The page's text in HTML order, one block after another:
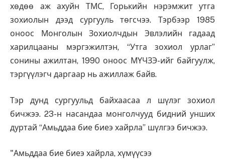
хөдөө аж ахуйн ТМС, Горькийн нэрэмжит утга
зохиолын дээд сургууль төгсчээ. Тэрбээр 1985
оноос Монголын Зохиолчдын Эвлэлийн гадаад
харилцааны мэргэжилтэн, “Утга зохиол урлаг”
сонины ажилтан, 1990 оноос МҮЧЗЭ-ийг байгуулж,
тэргүүлэгч даргаар нь ажиллаж байв.
Тэр дунд сургуульд байхаасаа л шүлэг зохиол
бичжээ. 23-н насандаа монголчууд бидний унших
дуртай “Амьддаа бие биеэ хайрла” шүлгээ бичжээ.
"Амьддаа бие биеэ хайрла, хүмүүсээ